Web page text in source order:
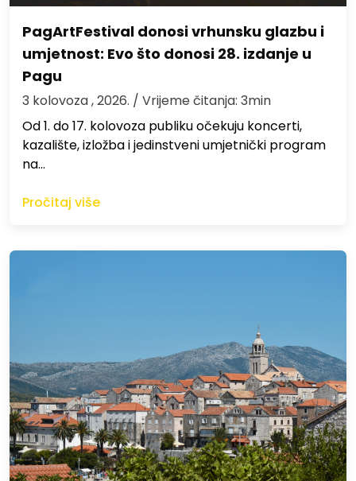
PagArtFestival donosi vrhunsku glazbu i
umjetnost: Evo što donosi 28. izdanje u
Pagu
3 kolovoza , 2026. / Vrijeme čitanja: 3min
Od 1. do 17. kolovoza publiku očekuju koncerti,
kazalište, izložba i jedinstveni umjetnički program
na…
Pročitaj više